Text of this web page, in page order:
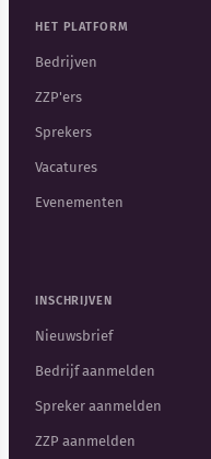
HET PLATFORM
Bedrijven
ZZP'ers
Sprekers
Vacatures
Evenementen
INSCHRIJVEN
Nieuwsbrief
Bedrijf aanmelden
Spreker aanmelden
ZZP aanmelden